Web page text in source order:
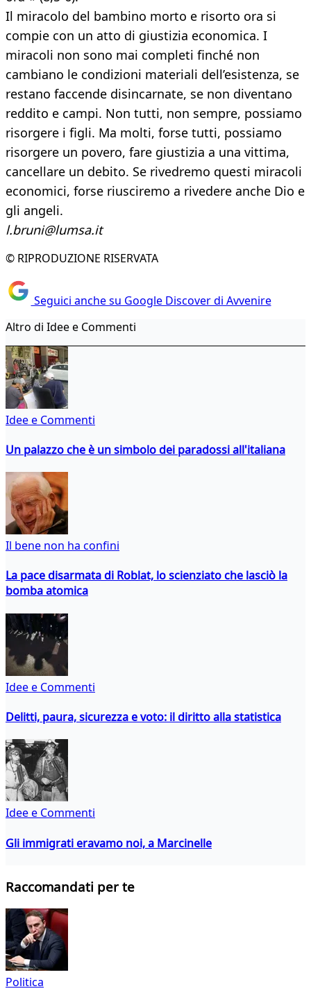
Il miracolo del bambino morto e risorto ora si
compie con un atto di giustizia economica. I
miracoli non sono mai completi finché non
cambiano le condizioni materiali dell’esistenza, se
restano faccende disincarnate, se non diventano
reddito e campi. Non tutti, non sempre, possiamo
risorgere i figli. Ma molti, forse tutti, possiamo
risorgere un povero, fare giustizia a una vittima,
cancellare un debito. Se rivedremo questi miracoli
economici, forse riusciremo a rivedere anche Dio e
gli angeli.
l.bruni@lumsa.it
© RIPRODUZIONE RISERVATA
Seguici anche su Google Discover di Avvenire
Altro di Idee e Commenti
Idee e Commenti
Un palazzo che è un simbolo dei paradossi all'italiana
Il bene non ha confini
La pace disarmata di Roblat, lo scienziato che lasciò la
bomba atomica
Idee e Commenti
Delitti, paura, sicurezza e voto: il diritto alla statistica
Idee e Commenti
Gli immigrati eravamo noi, a Marcinelle
Raccomandati per te
Politica